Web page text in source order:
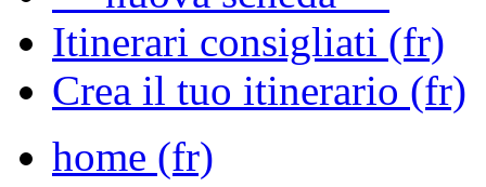
Itinerari consigliati (fr)
Crea il tuo itinerario (fr)
home (fr)